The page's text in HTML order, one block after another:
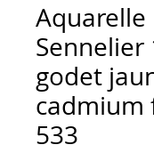
Aquarelle
Sennelier
godet
cadmium
533